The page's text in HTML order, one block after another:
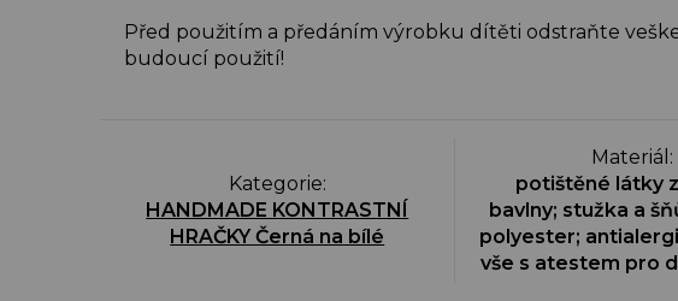
Před použitím a předáním výrobku dítěti odstraňte
budoucí použití!
Kategorie:
HANDMADE KONTRASTNÍ
HRAČKY Černá na bílé
Materiál :
potištěné látky
bavlny; stužka a
polyester;
vše s atestem pro